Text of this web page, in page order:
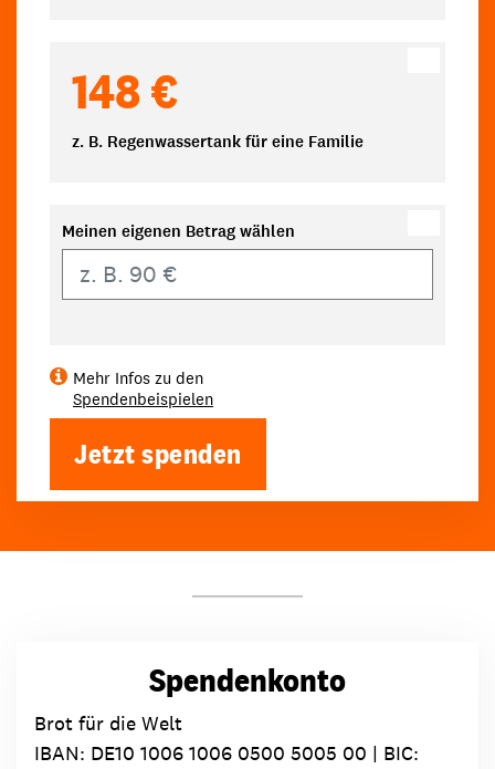
148 €
z. B. Regenwassertank für eine Familie
Meinen eigenen Betrag wählen
Mehr Infos zu den
Spendenbeispielen
Jetzt spenden
Spendenkonto
Brot für die Welt
IBAN: DE10 1006 1006 0500 5005 00 | BIC: